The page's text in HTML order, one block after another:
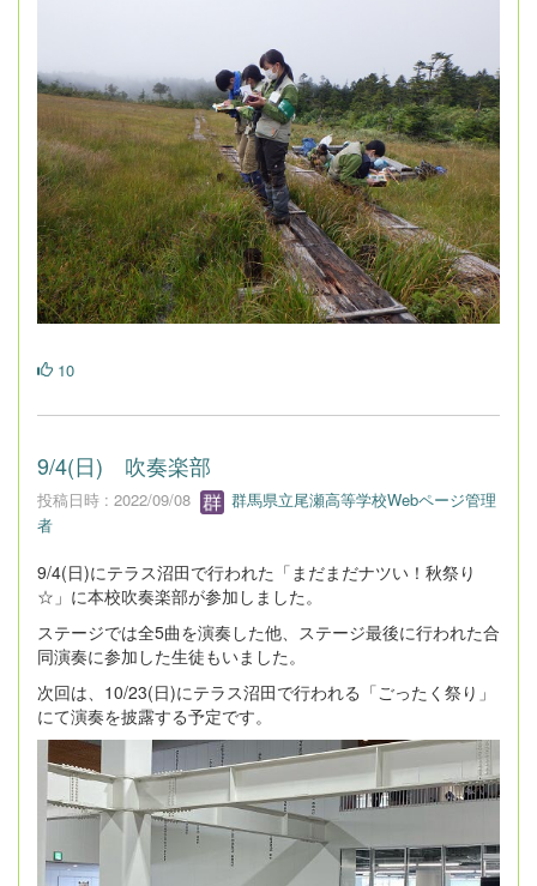
10
9/4(日) 吹奏楽部
投稿日時 : 2022/09/08
群馬県立尾瀬高等学校Webページ管理
者
9/4(日)にテラス沼田で行われた「まだまだナツい！秋祭り
☆」に本校吹奏楽部が参加しました。
ステージでは全5曲を演奏した他、ステージ最後に行われた合
同演奏に参加した生徒もいました。
次回は、10/23(日)にテラス沼田で行われる「ごったく祭り」
にて演奏を披露する予定です。